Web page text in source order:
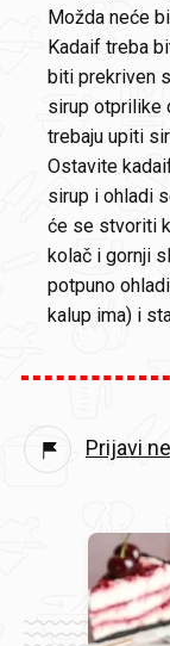
Možda neće
Kadaif treba
biti prekriven
sirup otprilike
trebaju upiti
Ostavite
sirup i ohladi
će se stvoriti
kolač i gornji
potpuno
kalup ima) i
Prijavi